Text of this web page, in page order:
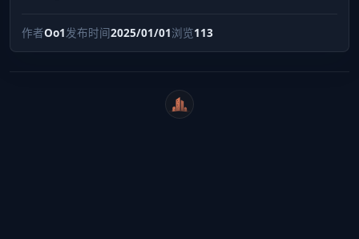
作者Oo1发布时间2025/01/01浏览113
WeiCity